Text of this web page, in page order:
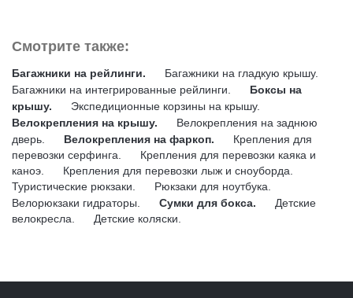
Смотрите также:
Багажники на рейлинги.
Багажники на гладкую крышу.
Багажники на интегрированные рейлинги.
Боксы на
крышу.
Экспедиционные корзины на крышу.
Велокрепления на крышу.
Велокрепления на заднюю
дверь.
Велокрепления на фаркоп.
Крепления для
перевозки серфинга.
Крепления для перевозки каяка и
каноэ.
Крепления для перевозки лыж и сноуборда.
Туристические рюкзаки.
Рюкзаки для ноутбука.
Велорюкзаки гидраторы.
Сумки для бокса.
Детские
велокресла.
Детские коляски.